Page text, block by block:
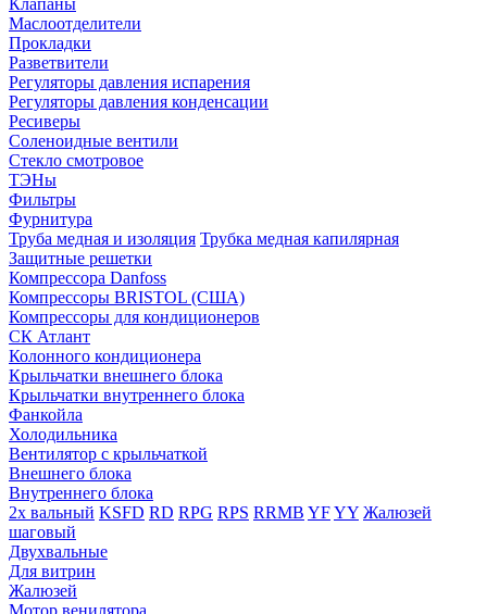
Клапаны
Маслоотделители
Прокладки
Разветвители
Регуляторы давления испарения
Регуляторы давления конденсации
Ресиверы
Соленоидные вентили
Стекло смотровое
ТЭНы
Фильтры
Фурнитура
Труба медная и изоляция Трубка медная капилярная
Защитные решетки
Компрессора Danfoss
Компрессоры BRISTOL (США)
Компрессоры для кондиционеров
СК Атлант
Колонного кондиционера
Крыльчатки внешнего блока
Крыльчатки внутреннего блока
Фанкойла
Холодильника
Вентилятор с крыльчаткой
Внешнего блока
Внутреннего блока
2х вальный KSFD RD RPG RPS RRMB YFYY Жалюзей
шаговый
Двухвальные
Для витрин
Жалюзей
Мотор венилятора